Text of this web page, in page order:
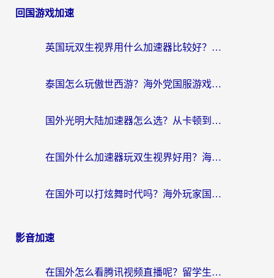
回国游戏加速
英国玩双生视界用什么加速器比较好？海外党亲测有效的国服游戏加速方案
泰国怎么玩傲世西游？海外党国服游戏加速终极攻略（附光明大陆量子特攻实测）
国外光明大陆加速器怎么选？从卡顿到丝滑的终极指南（含德国玩走开外星人墨西哥玩俄罗斯方块技巧）
在国外什么加速器玩双生视界好用？海外党亲测不踩坑的终极指南
在国外可以打炫舞时代吗？海外玩家国服游戏加速全攻略（附实测推荐）
影音加速
在国外怎么看腾讯视频直播呢？留学生亲测有效的回国加速指南